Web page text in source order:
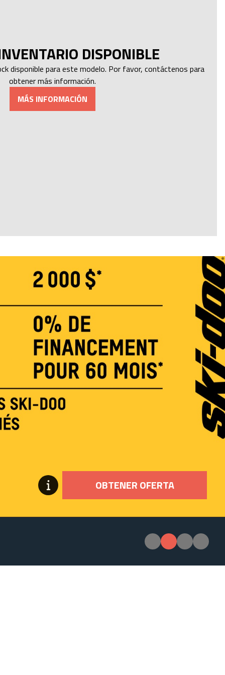
DISPONIBLE
disponible para este modelo. Por favor, contáctenos para
obtener más información.
MÁS INFORMACIÓN
OBTENER OFERTA